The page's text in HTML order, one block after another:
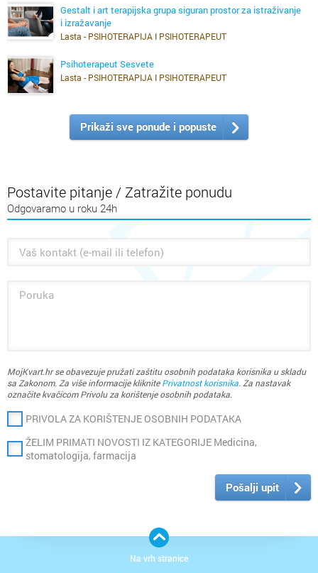
gestalt psihoterapija
art terapija (likovna)
kontaktirajte za više informacija i dogovor oko termina.
Gestalt i art terapijska grupa siguran prostor za istraživanje
i izražavanje
Lasta - PSIHOTERAPIJA I PSIHOTERAPEUT
Psihoterapeut Sesvete
Lasta - PSIHOTERAPIJA I PSIHOTERAPEUT
Prikaži sve ponude i popuste
Postavite pitanje / Zatražite ponudu
Odgovaramo u roku 24h
MojKvart.hr se obavezuje pružati zaštitu osobnih podataka korisnika u skladu
sa Zakonom. Za više informacije kliknitePrivatnost korisnika. Za nastavak
označite kvačicom Privolu za korištenje osobnih podataka.
PRIVOLA ZA KORIŠTENJE OSOBNIH PODATAKA
ŽELIM PRIMATI NOVOSTI IZ KATEGORIJE Medicina,
stomatologija, farmacija
Pošalji upit
Na vrh stranice